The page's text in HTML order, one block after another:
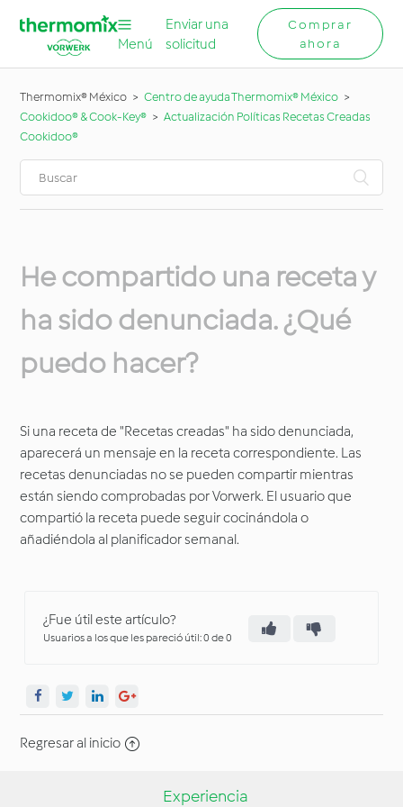
Menú
Enviar una
solicitud
Comprar
ahora
Thermomix® México
Centro de ayuda Thermomix® México
Cookidoo® & Cook-Key®
Actualización Políticas Recetas Creadas
Cookidoo®
He compartido una receta y
ha sido denunciada. ¿Qué
puedo hacer?
Si una receta de "Recetas creadas" ha sido denunciada,
aparecerá un mensaje en la receta correspondiente. Las
recetas denunciadas no se pueden compartir mientras
están siendo comprobadas por Vorwerk. El usuario que
compartió la receta puede seguir cocinándola o
añadiéndola al planificador semanal.
¿Fue útil este artículo?
Usuarios a los que les pareció útil: 0 de 0
Regresar al inicio
Experiencia